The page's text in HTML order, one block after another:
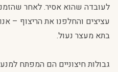
לעובדה שהוא אסיר. לאחר
עציצים והחלפנו את הריצוף –
בתא מעצר נעול.
גבולות חיצוניים הם המפתח